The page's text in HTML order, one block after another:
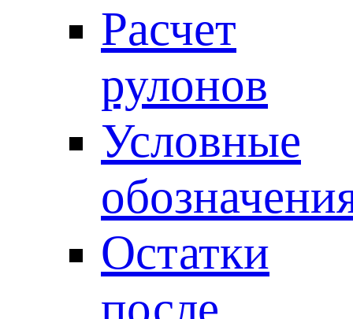
Расчет
рулонов
Условные
Остатки
после